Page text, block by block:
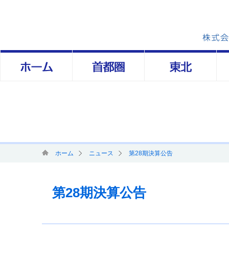
ホーム ニュース 第28期決算公告
第28期決算公告